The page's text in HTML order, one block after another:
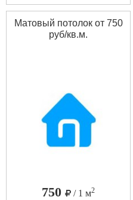
Матовый потолок от 750
руб/кв.м.
750 / 1 м2